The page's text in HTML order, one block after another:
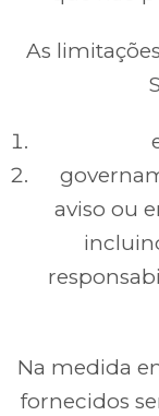
As
aviso ou
Na medida
fornecidos